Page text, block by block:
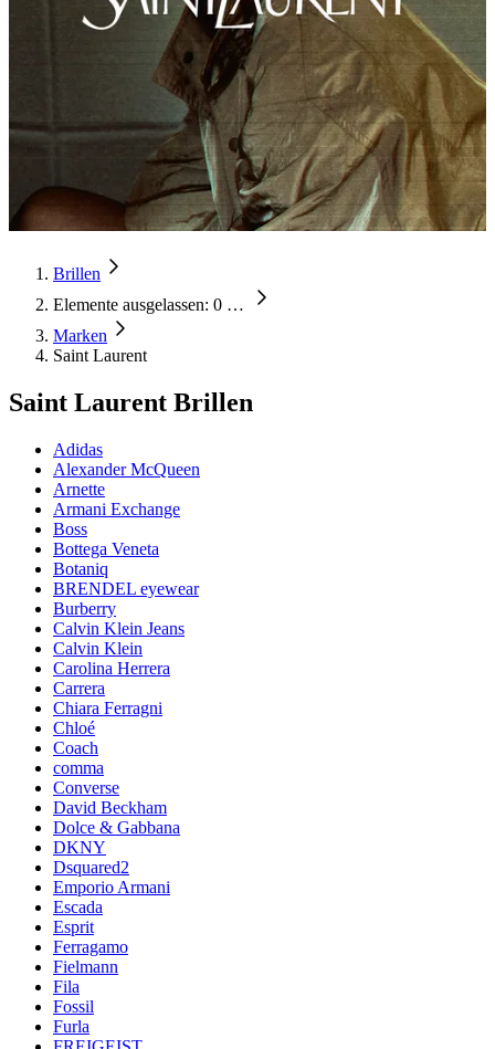
Brillen
Elemente ausgelassen: 0 …
Marken
Saint Laurent
Saint Laurent Brillen
Adidas
Alexander McQueen
Arnette
Armani Exchange
Boss
Bottega Veneta
Botaniq
BRENDEL eyewear
Burberry
Calvin Klein Jeans
Calvin Klein
Carolina Herrera
Carrera
Chiara Ferragni
Chloé
Coach
comma
Converse
David Beckham
Dolce & Gabbana
DKNY
Dsquared2
Emporio Armani
Escada
Esprit
Ferragamo
Fielmann
Fila
Fossil
Furla